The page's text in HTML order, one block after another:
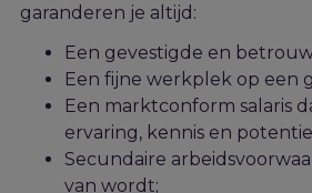
garanderen je altijd:
Een gevestigde en
Een fijne werkplek op een
Een marktconform salaris
ervaring, kennis en
Secundaire
van wordt;